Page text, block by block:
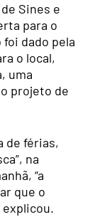
Sines e
para o
dado pela
o local,
uma
projeto de
de férias,
na
“a
que o
explicou.